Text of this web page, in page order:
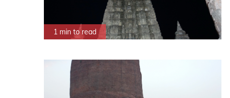
1 min to read